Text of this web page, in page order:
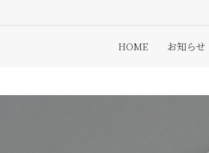
HOME お知らせ